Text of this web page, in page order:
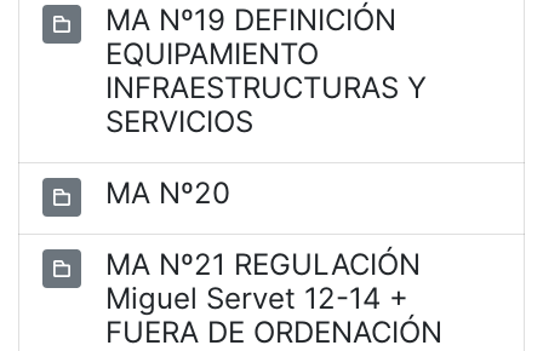
MA Nº19 DEFINICIÓN
EQUIPAMIENTO
INFRAESTRUCTURAS Y
SERVICIOS
MA Nº20
MA Nº21 REGULACIÓN
Miguel Servet 12-14 +
FUERA DE ORDENACIÓN